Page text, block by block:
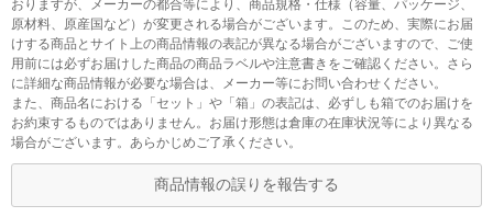
おりますが、メーカーの都合等により、商品規格・仕様（容量、パッケージ、
原材料、原産国など）が変更される場合がございます。このため、実際にお届
けする商品とサイト上の商品情報の表記が異なる場合がございますので、ご使
用前には必ずお届けした商品の商品ラベルや注意書きをご確認ください。さら
に詳細な商品情報が必要な場合は、メーカー等にお問い合わせください。
また、商品名における「セット」や「箱」の表記は、必ずしも箱でのお届けを
お約束するものではありません。お届け形態は倉庫の在庫状況等により異なる
場合がございます。あらかじめご了承ください。
商品情報の誤りを報告する